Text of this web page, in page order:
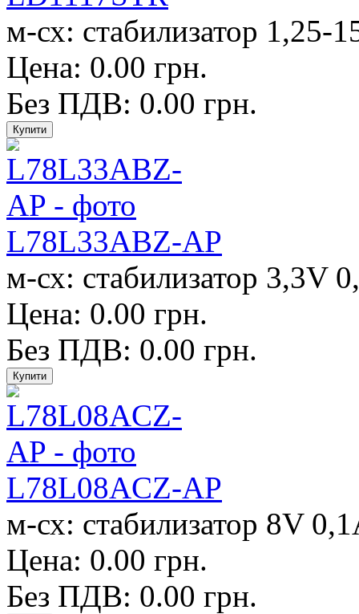
м-сх: стабилизатор 1,25-
Цена: 0.00 грн.
Без ПДВ: 0.00 грн.
L78L33ABZ-AP
м-сх: стабилизатор 3,3V
Цена: 0.00 грн.
Без ПДВ: 0.00 грн.
L78L08ACZ-AP
м-сх: стабилизатор 8V
Цена: 0.00 грн.
Без ПДВ: 0.00 грн.